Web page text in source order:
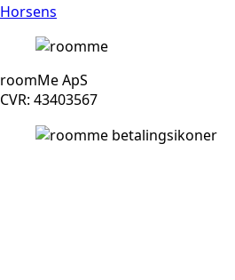
Horsens
roomMe ApS
CVR: 43403567